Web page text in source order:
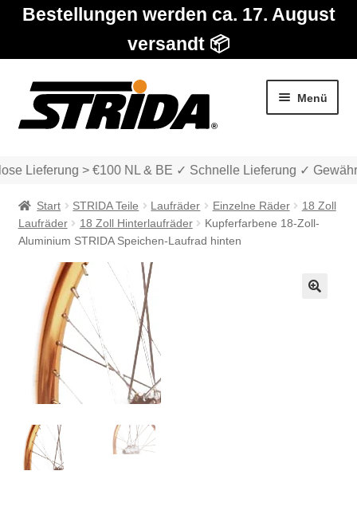
Bestellungen werden ca. 17. August
versandt 📦
Zur
Navigation
springen
Zum
Inhalt
springen
Menü
Die Modelle
Katalog
Account & Support
Warenkorb
SALE
Lieferung > €100 NL & BE ✓ Schnelle Lieferung ✓
Start STRIDA Teile Laufräder Einzelne Räder
18 Zoll
Laufräder
18 Zoll Hinterlaufräder
Kupferfarbene 18-Zoll-
Aluminium STRIDA Speichen-Laufrad hinten